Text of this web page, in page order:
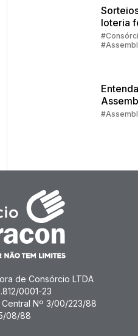
loteria
quando
do
de Consórcio LTDA
0001-23
Nº 3/00/223/88
08/88